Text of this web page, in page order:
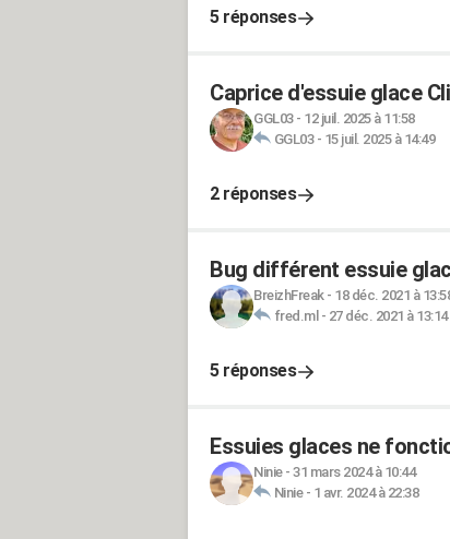
5 réponses
Caprice d'essuie glace
GGL03- 12 juil. 2025 à 11:58
GGL03- 15 juil. 2025 à 14:49
2 réponses
Bug différent essuie
BreizhFreak- 18 déc. 2021 à
fred.ml - 27 déc. 2021 à 13:14
5 réponses
Essuies glaces ne
Ninie- 31 mars 2024 à 10:44
Ninie- 1 avr. 2024 à 22:38